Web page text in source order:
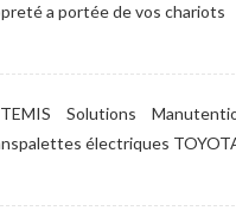
a portée de vos chariots
Solutions
électriques